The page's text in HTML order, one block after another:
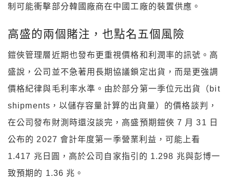
制可能衝擊部分韓國廠商在中國工廠的裝置供應。
高盛的兩個賭注，也點名五個風險
鎧俠管理層近期也發布更重視價格和利潤率的訊號。高
盛說，公司並不急著用長期協議鎖定出貨，而是更強調
價格紀律與毛利率水準。由於部分第一季位元出貨（bit
shipments，以儲存容量計算的出貨量）的價格談判，
在公司發布財測時還沒談完，高盛預期鎧俠 7 月 31 日
公布的 2027 會計年度第一季營業利益，可能上看
1.417 兆日圓，高於公司自家指引的 1.298 兆與彭博一
致預期的 1.36 兆。